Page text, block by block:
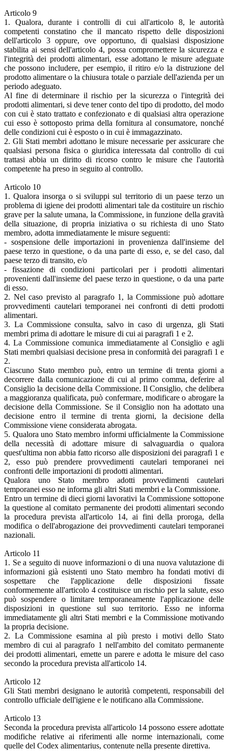
Articolo 9
1. Qualora, durante i controlli di cui all'articolo 8, le autorità
competenti constatino che il mancato rispetto delle disposizioni
dell'articolo 3 oppure, ove opportuno, di qualsiasi disposizione
stabilita ai sensi dell'articolo 4, possa compromettere la sicurezza e
l'integrità dei prodotti alimentari, esse adottano le misure adeguate
che possono includere, per esempio, il ritiro e/o la distruzione del
prodotto alimentare o la chiusura totale o parziale dell'azienda per un
periodo adeguato.
Al fine di determinare il rischio per la sicurezza o l'integrità dei
prodotti alimentari, si deve tener conto del tipo di prodotto, del modo
con cui è stato trattato e confezionato e di qualsiasi altra operazione
cui esso è sottoposto prima della fornitura al consumatore, nonché
delle condizioni cui è esposto o in cui è immagazzinato.
2. Gli Stati membri adottano le misure necessarie per assicurare che
qualsiasi persona fisica o giuridica interessata dal controllo di cui
trattasi abbia un diritto di ricorso contro le misure che l'autorità
competente ha preso in seguito al controllo.
Articolo 10
1. Qualora insorga o si sviluppi sul territorio di un paese terzo un
problema di igiene dei prodotti alimentari tale da costituire un rischio
grave per la salute umana, la Commissione, in funzione della gravità
della situazione, di propria iniziativa o su richiesta di uno Stato
membro, adotta immediatamente le misure seguenti:
- sospensione delle importazioni in provenienza dall'insieme del
paese terzo in questione, o da una parte di esso, e, se del caso, dal
paese terzo di transito, e/o
- fissazione di condizioni particolari per i prodotti alimentari
provenienti dall'insieme del paese terzo in questione, o da una parte
di esso.
2. Nel caso previsto al paragrafo 1, la Commissione può adottare
provvedimenti cautelari temporanei nei confronti di detti prodotti
alimentari.
3. La Commissione consulta, salvo in caso di urgenza, gli Stati
membri prima di adottare le misure di cui ai paragrafi 1 e 2.
4. La Commissione comunica immediatamente al Consiglio e agli
Stati membri qualsiasi decisione presa in conformità dei paragrafi 1 e
2.
Ciascuno Stato membro può, entro un termine di trenta giorni a
decorrere dalla comunicazione di cui al primo comma, deferire al
Consiglio la decisione della Commissione. Il Consiglio, che delibera
a maggioranza qualificata, può confermare, modificare o abrogare la
decisione della Commissione. Se il Consiglio non ha adottato una
decisione entro il termine di trenta giorni, la decisione della
Commissione viene considerata abrogata.
5. Qualora uno Stato membro informi ufficialmente la Commissione
della necessità di adottare misure di salvaguardia o qualora
quest'ultima non abbia fatto ricorso alle disposizioni dei paragrafi 1 e
2, esso può prendere provvedimenti cautelari temporanei nei
confronti delle importazioni di prodotti alimentari.
Qualora uno Stato membro adotti provvedimenti cautelari
temporanei esso ne informa gli altri Stati membri e la Commissione.
Entro un termine di dieci giorni lavorativi la Commissione sottopone
la questione al comitato permanente dei prodotti alimentari secondo
la procedura prevista all'articolo 14, ai fini della proroga, della
modifica o dell'abrogazione dei provvedimenti cautelari temporanei
nazionali.
Articolo 11
1. Se a seguito di nuove informazioni o di una nuova valutazione di
informazioni già esistenti uno Stato membro ha fondati motivi di
sospettare che l'applicazione delle disposizioni fissate
conformemente all'articolo 4 costituisce un rischio per la salute, esso
può sospendere o limitare temporaneamente l'applicazione delle
disposizioni in questione sul suo territorio. Esso ne informa
immediatamente gli altri Stati membri e la Commissione motivando
la propria decisione.
2. La Commissione esamina al più presto i motivi dello Stato
membro di cui al paragrafo 1 nell'ambito del comitato permanente
dei prodotti alimentari, emette un parere e adotta le misure del caso
secondo la procedura prevista all'articolo 14.
Articolo 12
Gli Stati membri designano le autorità competenti, responsabili del
controllo ufficiale dell'igiene e le notificano alla Commissione.
Articolo 13
Seconda la procedura prevista all'articolo 14 possono essere adottate
modifiche relative ai riferimenti alle norme internazionali, come
quelle del Codex alimentarius, contenute nella presente direttiva.